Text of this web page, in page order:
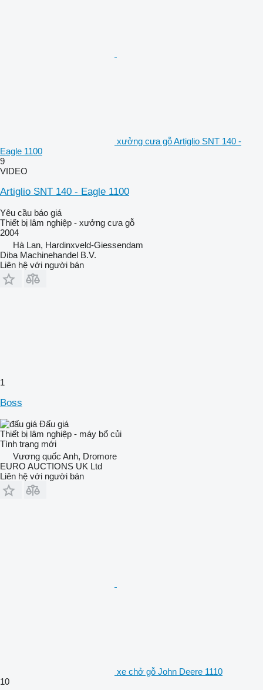
xưởng cưa gỗ Artiglio SNT 140 -
Eagle 1100
9
VIDEO
Artiglio SNT 140 - Eagle 1100
Yêu cầu báo giá
Thiết bị lâm nghiệp - xưởng cưa gỗ
2004
Hà Lan, Hardinxveld-Giessendam
Diba Machinehandel B.V.
Liên hệ với người bán
1
Boss
Đấu giá
Thiết bị lâm nghiệp - máy bổ củi
Tình trạng mới
Vương quốc Anh, Dromore
EURO AUCTIONS UK Ltd
Liên hệ với người bán
xe chở gỗ John Deere 1110
10